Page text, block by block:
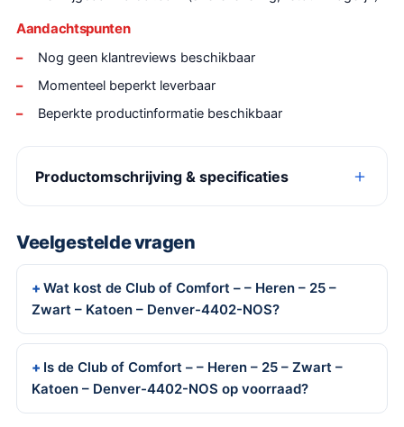
Aandachtspunten
Nog geen klantreviews beschikbaar
Momenteel beperkt leverbaar
Beperkte productinformatie beschikbaar
Productomschrijving & specificaties
Veelgestelde vragen
Wat kost de Club of Comfort – – Heren – 25 –
Zwart – Katoen – Denver-4402-NOS?
Is de Club of Comfort – – Heren – 25 – Zwart –
Katoen – Denver-4402-NOS op voorraad?